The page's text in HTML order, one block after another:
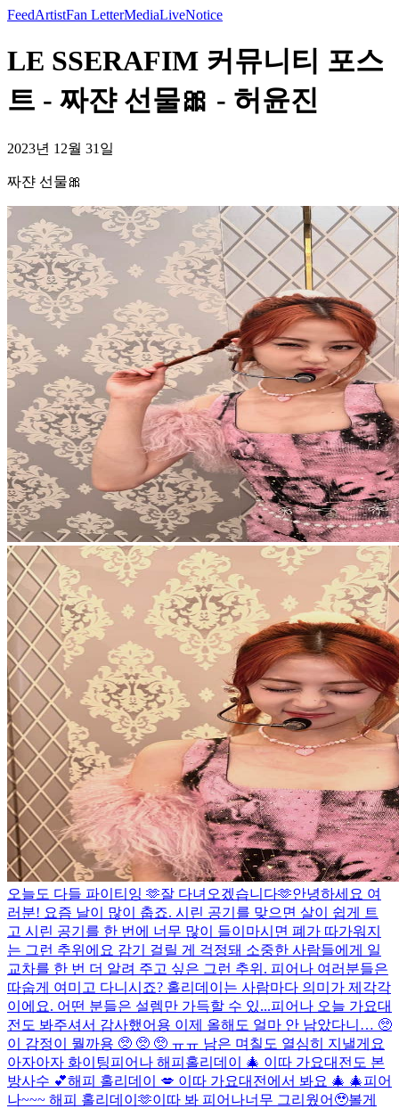
FeedArtistFan LetterMediaLiveNotice
LE SSERAFIM 커뮤니티 포스
트 - 짜쟌 선물🎀 - 허윤진
2023년 12월 31일
짜쟌 선물🎀
오늘도 다들 파이티잉 🫶잘 다녀오겠습니다🫶안녕하세요 여
러분! 요즘 날이 많이 춥죠. 시린 공기를 맞으면 살이 쉽게 트
고 시린 공기를 한 번에 너무 많이 들이마시면 폐가 따가워지
는 그런 추위에요 감기 걸릴 게 걱정돼 소중한 사람들에게 일
교차를 한 번 더 알려 주고 싶은 그런 추위. 피어나 여러분들은
따숩게 여미고 다니시죠? 홀리데이는 사람마다 의미가 제각각
이에요. 어떤 분들은 설렘만 가득할 수 있...피어나 오늘 가요대
전도 봐주셔서 감사했어용 이제 올해도 얼마 안 남았다니… 🥺
이 감정이 뭘까용 🥺 🥺 🥺 ㅠㅠ 남은 며칠도 열심히 지낼게요
아자아자 화이팅피어나 해피홀리데이 🎄 이따 가요대전도 본
방사수 💕해피 홀리데이 💋 이따 가요대전에서 봐요 🎄 🎄피어
나~~~ 해피 홀리데이🫶이따 봐 피어나너무 그리웠어🥹볼게